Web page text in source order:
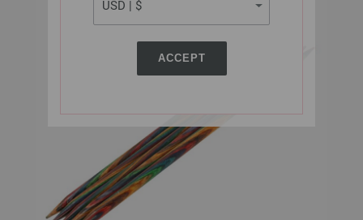
ACCEPT